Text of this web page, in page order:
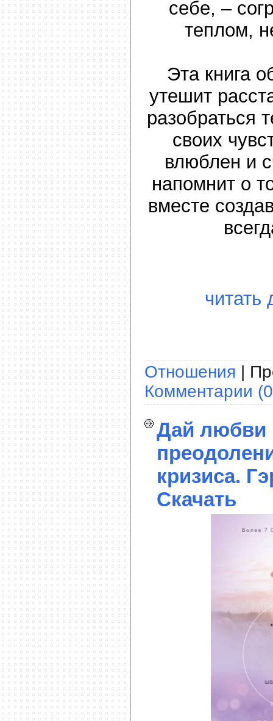
себе, –
теплом,
Эта книга
утешит
разобраться
своих
влюблен и
напомнит о
вместе
читать
Отношения |
Комментарии
Дай любви
кризиса.
Скачать